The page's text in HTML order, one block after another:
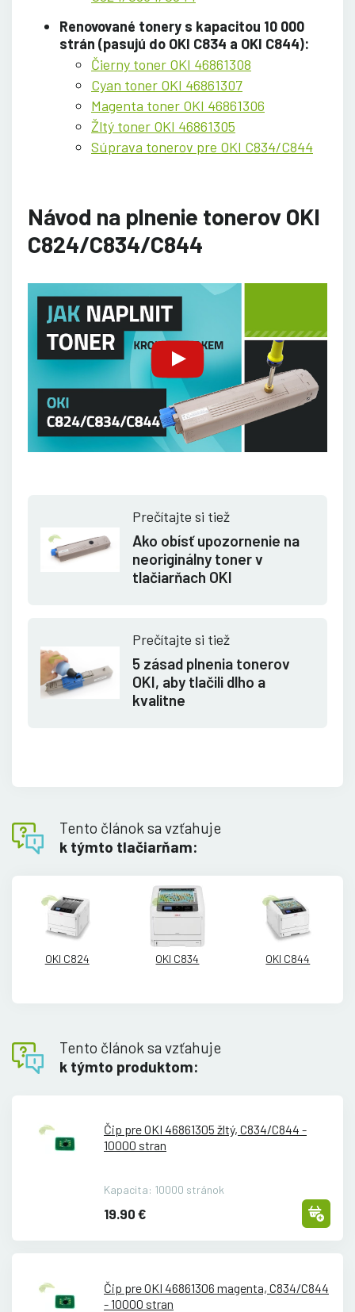
Renovované tonery s kapacitou 10 000
strán (pasujú do OKI C834 a OKI C844):
Čierny toner OKI 46861308
Cyan toner OKI 46861307
Magenta toner OKI 46861306
Žltý toner OKI 46861305
Súprava tonerov pre OKI C834/C844
Návod na plnenie tonerov OKI
C824/C834/C844
Prečítajte si tiež
Ako obísť upozornenie na
neoriginálny toner v
tlačiarňach OKI
Prečítajte si tiež
5 zásad plnenia tonerov
OKI, aby tlačili dlho a
kvalitne
Tento článok sa vzťahuje
k týmto tlačiarňam:
OKI C824 OKI C834 OKI C844
Tento článok sa vzťahuje
k týmto produktom:
Čip pre OKI 46861305 žltý, C834/C844 -
10000 stran
Kapacita: 10000 stránok
19.90 €
Čip pre OKI 46861306 magenta, C834/C844
- 10000 stran